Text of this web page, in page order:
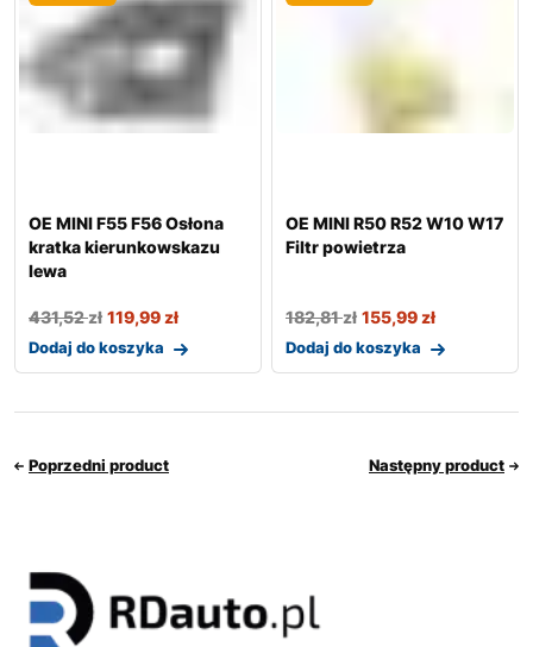
OE MINI F55 F56 Osłona
kratka kierunkowskazu
lewa
431,52zł 119,99zł
Dodaj do koszyka
OE MINI R50 R52 W10 W17
Filtr powietrza
182,81zł 155,99zł
Dodaj do koszyka
Poprzedni product Następny product